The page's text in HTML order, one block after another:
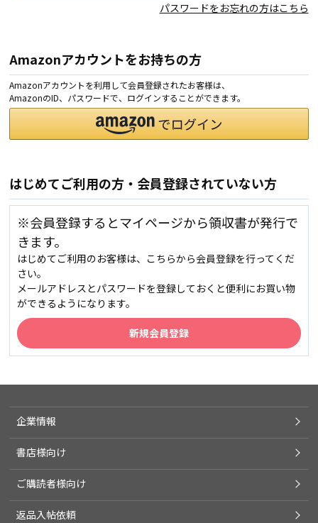
パスワードをお忘れの方はこちら
Amazonアカウントをお持ちの方
Amazonアカウントを利用して会員登録されたお客様は、
AmazonのID、パスワードで、ログインすることができます。
はじめてご利用の方・会員登録されていない方
※会員登録するとマイページから領収書が発行で
きます。
はじめてご利用のお客様は、こちらから会員登録を行ってくだ
さい。
メールアドレスとパスワードを登録しておくと便利にお買い物
ができるようになります。
企業情報
書店様向け
ご購読者様向け
返品入帖依頼